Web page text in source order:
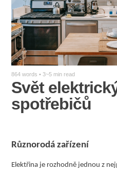
864 words • 3~5 min read
Svět
spotřebičů
Různorodá zařízení
Elektřina je rozhodně jednou z